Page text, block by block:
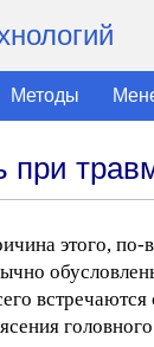
Методы
этого,